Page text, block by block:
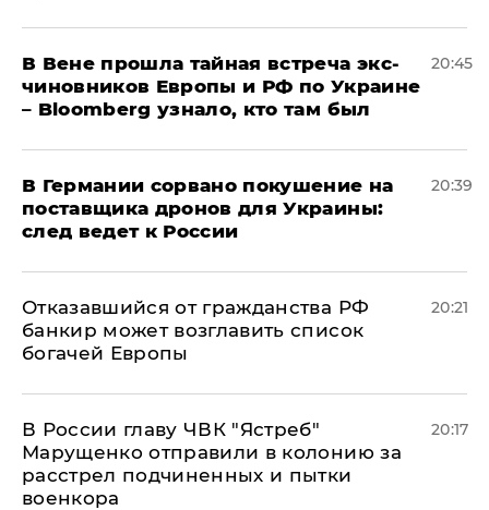
В Вене прошла тайная встреча экс-
чиновников Европы и РФ по Украине
– Bloomberg узнало, кто там был
20:45
​В Германии сорвано покушение на
поставщика дронов для Украины:
след ведет к России
20:39
Отказавшийся от гражданства РФ
банкир может возглавить список
богачей Европы
20:21
В России главу ЧВК "Ястреб"
Марущенко отправили в колонию за
расстрел подчиненных и пытки
военкора
20:17